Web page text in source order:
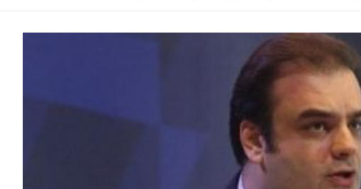
Η απίθανη ιστορία του
Εξασφαλίστηκε
ΠΑΣΟΚ: «Μνημείο θράσους»